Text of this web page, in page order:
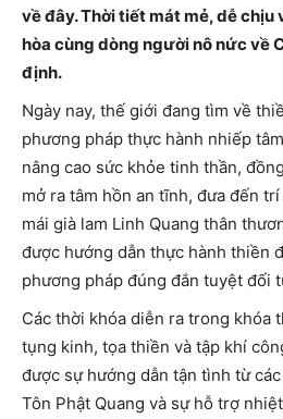
về đây. Thời tiết mát mẻ, dễ chịu
hòa cùng dòng người nô nức về
định.
Ngày nay, thế giới đang tìm về
phương pháp thực hành nhiếp
nâng cao sức khỏe tinh thần,
mở ra tâm hồn an tĩnh, đưa đến
mái già lam Linh Quang thân
được hướng dẫn thực hành thiền
phương pháp đúng đắn tuyệt đối
Các thời khóa diễn ra trong khóa
tụng kinh, tọa thiền và tập khí
được sự hướng dẫn tận tình từ
Tôn Phật Quang và sự hỗ trợ